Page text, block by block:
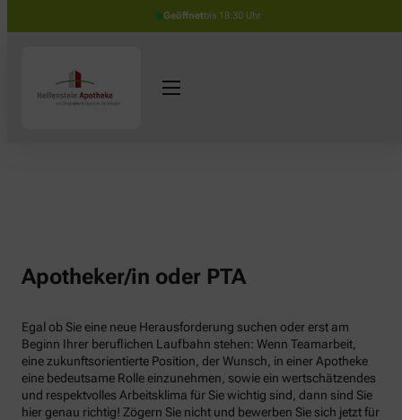
Geöffnetbis 18:30 Uhr
Apotheker/in oder PTA
Egal ob Sie eine neue Herausforderung suchen oder erst am
Beginn Ihrer beruflichen Laufbahn stehen: Wenn Teamarbeit,
eine zukunftsorientierte Position, der Wunsch, in einer Apotheke
eine bedeutsame Rolle einzunehmen, sowie ein wertschätzendes
und respektvolles Arbeitsklima für Sie wichtig sind, dann sind Sie
hier genau richtig! Zögern Sie nicht und bewerben Sie sich jetzt für